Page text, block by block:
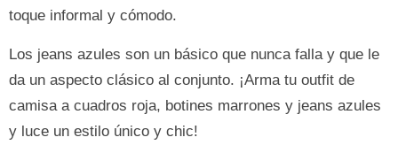
toque informal y cómodo.
Los jeans azules son un básico que nunca falla y que le
da un aspecto clásico al conjunto. ¡Arma tu outfit de
camisa a cuadros roja, botines marrones y jeans azules
y luce un estilo único y chic!